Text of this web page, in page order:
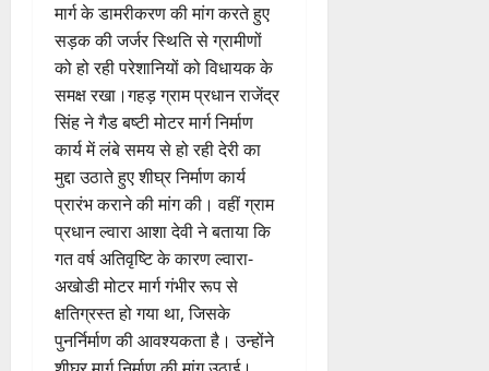
मार्ग के डामरीकरण की मांग करते हुए
सड़क की जर्जर स्थिति से ग्रामीणों
को हो रही परेशानियों को विधायक के
समक्ष रखा।गहड़ ग्राम प्रधान राजेंद्र
सिंह ने गैड बष्टी मोटर मार्ग निर्माण
कार्य में लंबे समय से हो रही देरी का
मुद्दा उठाते हुए शीघ्र निर्माण कार्य
प्रारंभ कराने की मांग की। वहीं ग्राम
प्रधान ल्वारा आशा देवी ने बताया कि
गत वर्ष अतिवृष्टि के कारण ल्वारा-
अखोडी मोटर मार्ग गंभीर रूप से
क्षतिग्रस्त हो गया था, जिसके
पुनर्निर्माण की आवश्यकता है। उन्होंने